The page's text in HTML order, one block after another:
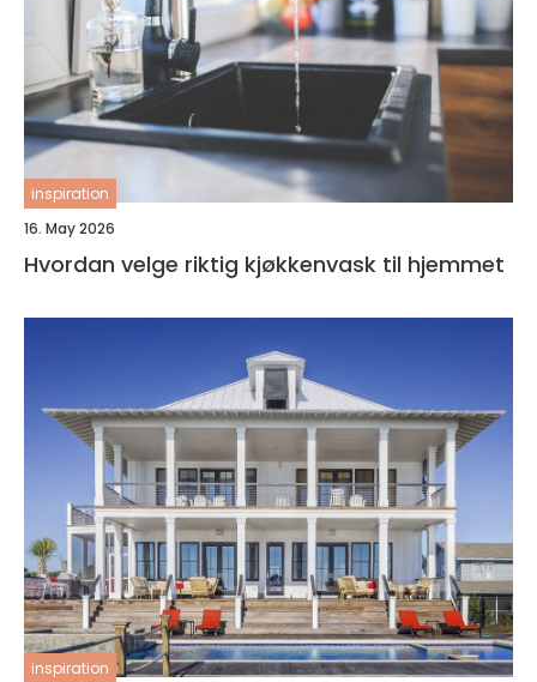
inspiration
16. May 2026
Hvordan velge riktig kjøkkenvask til hjemmet
inspiration